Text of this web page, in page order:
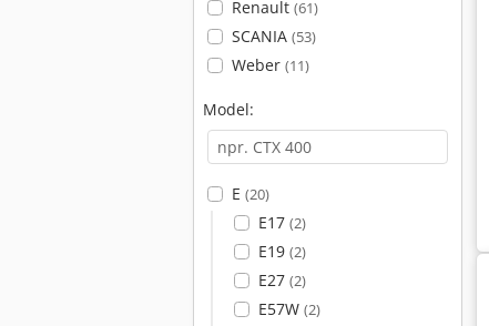
Renault (61)
SCANIA (53)
Weber (11)
Model:
E (20)
E17 (2)
E19 (2)
E27 (2)
E57W (2)